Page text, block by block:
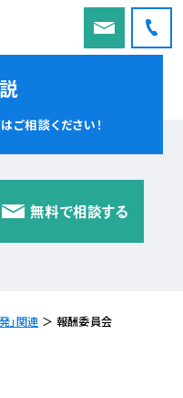
ご相談ください！
無料で相談する
」関連 ＞ 報酬委員会